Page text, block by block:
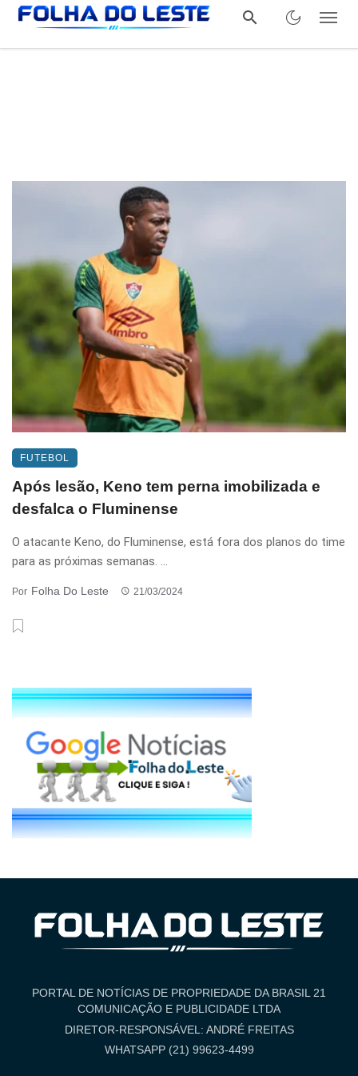
FUTEBOL
Após lesão, Keno tem perna imobilizada e
desfalca o Fluminense
O atacante Keno, do Fluminense, está fora dos planos do time
para as próximas semanas. ...
Por Folha Do Leste 21/03/2024
PORTAL DE NOTÍCIAS DE PROPRIEDADE DA BRASIL 21
COMUNICAÇÃO E PUBLICIDADE LTDA
DIRETOR-RESPONSÁVEL: ANDRÉ FREITAS
WHATSAPP (21) 99623-4499